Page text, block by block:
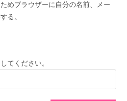
めブラウザーに自分の名前、メー
る。
てください。